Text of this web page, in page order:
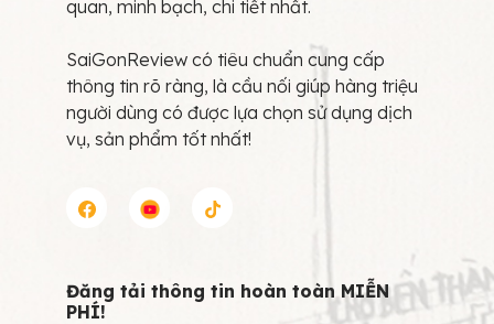
quan, minh bạch, chi tiết nhất.
SaiGonReview có tiêu chuẩn cung cấp
thông tin rõ ràng, là cầu nối giúp hàng triệu
người dùng có được lựa chọn sử dụng dịch
vụ, sản phẩm tốt nhất!
Đăng tải thông tin hoàn toàn MIỄN
PHÍ!